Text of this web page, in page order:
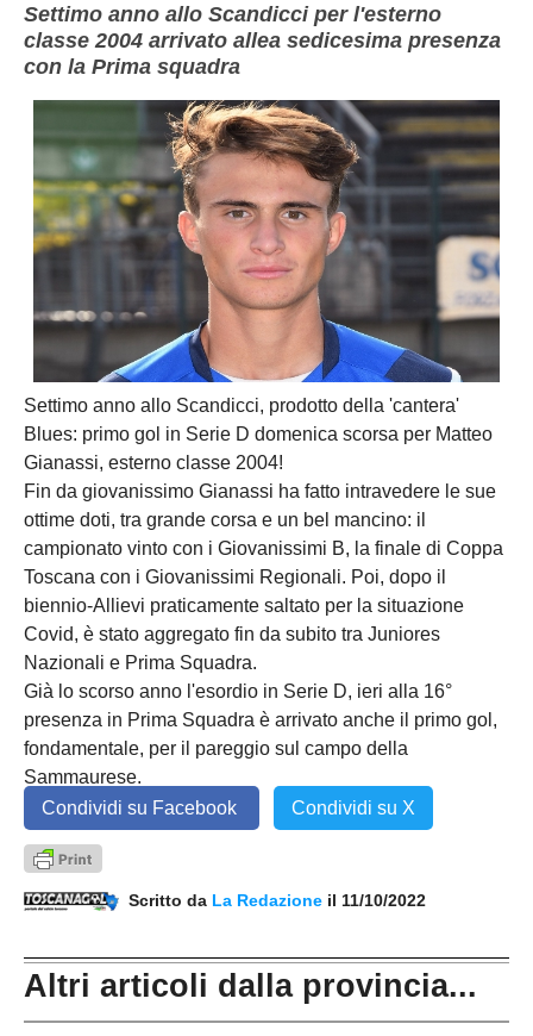
Settimo anno allo Scandicci per l'esterno
classe 2004 arrivato allea sedicesima presenza
con la Prima squadra
Settimo anno allo Scandicci, prodotto della 'cantera'
Blues: primo gol in Serie D domenica scorsa per Matteo
Gianassi, esterno classe 2004!
Fin da giovanissimo Gianassi ha fatto intravedere le sue
ottime doti, tra grande corsa e un bel mancino: il
campionato vinto con i Giovanissimi B, la finale di Coppa
Toscana con i Giovanissimi Regionali. Poi, dopo il
biennio-Allievi praticamente saltato per la situazione
Covid, è stato aggregato fin da subito tra Juniores
Nazionali e Prima Squadra.
Già lo scorso anno l'esordio in Serie D, ieri alla 16°
presenza in Prima Squadra è arrivato anche il primo gol,
fondamentale, per il pareggio sul campo della
Sammaurese.
Condividi su Facebook
Condividi su X
Scritto da La Redazione il 11/10/2022
Altri articoli dalla provincia...